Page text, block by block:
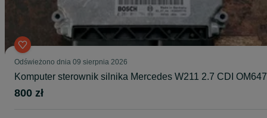
Odświeżono dnia 09 sierpnia 2026
Komputer sterownik silnika Mercedes W211 2.7 CDI OM647
800 zł